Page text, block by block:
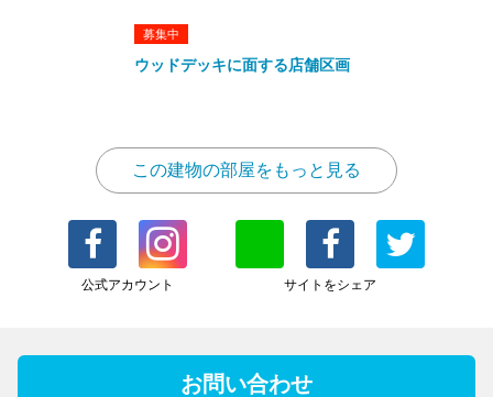
募集中
ウッドデッキに面する店舗区画
この建物の部屋をもっと見る
公式アカウント サイトをシェア
お問い合わせ